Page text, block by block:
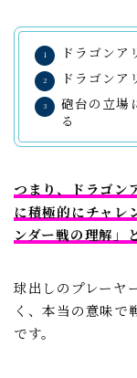
ドラゴンア
ドラゴンア
砲台の立場
る
つまり、ドラゴン
に積極的にチャレ
ンダー戦の理解」
球出しのプレーヤ
く、本当の意味で
です。